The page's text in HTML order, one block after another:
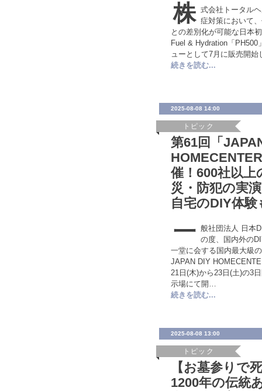
株 式会社トータル
症対策において
との差別化が可能な日本
Fuel & Hydration「
ューとして7月に販売開
続きを読む...
2025-08-08 14:00
トピック
第61回「
催！600社以上
災・防犯の実
自宅のDIY体験
一 般社団法人 日本
の度、国内外の
一堂に会する国内最大級
JAPAN DIY
21日(木)から23日(土)の3
示場にて開…
続きを読む...
2025-08-08 13:00
トピック
【お墓参りで
1200年の伝統